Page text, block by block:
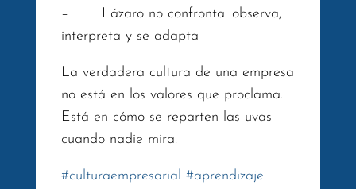
– Lázaro no confronta: observa,
interpreta y se adapta
La verdadera cultura de una empresa
no está en los valores que proclama.
Está en cómo se reparten las uvas
cuando nadie mira.
#culturaempresarial #aprendizaje